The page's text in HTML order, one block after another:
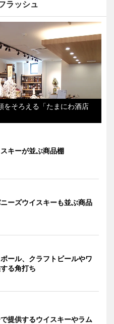
ラッシュ
をそろえる「たまにわ酒店
キーが並ぶ商品棚
ーズウイスキーも並ぶ商品
ール、クラフトビールやワ
る角打ち
提供するウイスキーやラム